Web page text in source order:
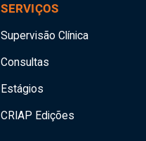
SERVIÇOS
Supervisão Clínica
Consultas
Estágios
CRIAP Edições